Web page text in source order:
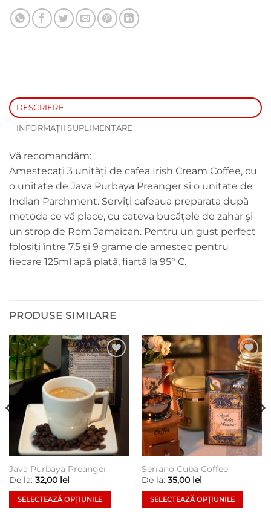
DESCRIERE
INFORMAȚII SUPLIMENTARE
Vă recomandăm:
Amestecați 3 unități de cafea Irish Cream Coffee, cu
o unitate de Java Purbaya Preanger și o unitate de
Indian Parchment. Serviţi cafeaua preparata după
metoda ce vă place, cu cateva bucăţele de zahar şi
un strop de Rom Jamaican. Pentru un gust perfect
folosiți între 7.5 și 9 grame de amestec pentru
fiecare 125ml apă plată, fiartă la 95° C.
PRODUSE SIMILARE
Add to
wishlist
Java Purbaya Preanger
De la: 32,00 lei
SELECTEAZĂ OPȚIUNILE
Add to
wishlist
Serrano Cuba Coffee
De la: 35,00 lei
SELECTEAZĂ OPȚIUNILE